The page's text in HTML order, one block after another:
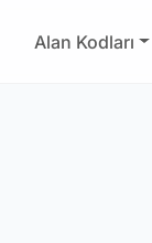
Alan Kodları